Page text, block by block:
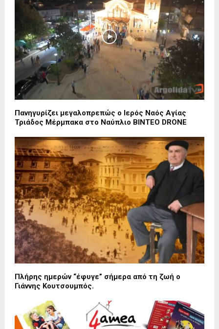
Πανηγυρίζει μεγαλοπρεπώς ο Ιερός Ναός Αγίας
Τριάδος Μέρμπακα στο Ναύπλιο ΒΙΝΤΕΟ DRONE
Πλήρης ημερών “έφυγε” σήμερα από τη ζωή ο
Γιάννης Κουτσουμπός.